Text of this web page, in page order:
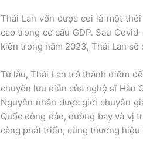
Thái Lan vốn được coi là một
cao trong cơ cấu GDP. Sau
kiến trong năm 2023, Thái Lan
Từ lâu, Thái Lan trở thành điểm
chuyến lưu diễn của nghệ sĩ Hàn
Nguyên nhân được giới chuyên
Quốc đông đảo, đường bay và vị
càng phát triển, cùng thương